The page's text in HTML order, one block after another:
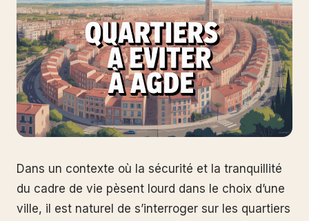
Dans un contexte où la sécurité et la tranquillité
du cadre de vie pèsent lourd dans le choix d’une
ville, il est naturel de s’interroger sur les quartiers